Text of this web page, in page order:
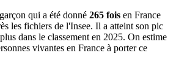
garçon qui a été donné 265 fois en France
les fichiers de l'Insee. Il a atteint son pic
dans le classement en 2025. On estime
vivantes en France à porter ce